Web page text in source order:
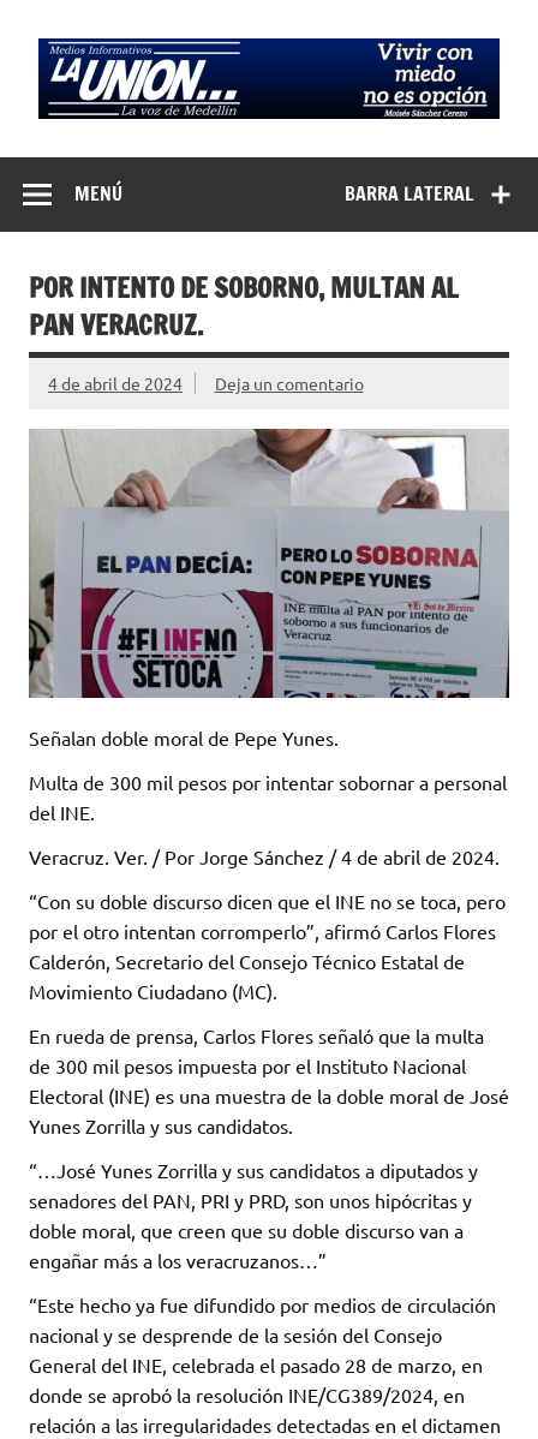
contenido
Medios
Informativos La
Unión…
BARRA LATERAL
MENÚ
POR INTENTO DE SOBORNO, MULTAN AL
PAN VERACRUZ.
4 de abril de 2024 Deja un comentario
Señalan doble moral de Pepe Yunes.
Multa de 300 mil pesos por intentar sobornar a personal
del INE.
Veracruz. Ver. / Por Jorge Sánchez / 4 de abril de 2024.
“Con su doble discurso dicen que el INE no se toca, pero
por el otro intentan corromperlo”, afirmó Carlos Flores
Calderón, Secretario del Consejo Técnico Estatal de
Movimiento Ciudadano (MC).
En rueda de prensa, Carlos Flores señaló que la multa
de 300 mil pesos impuesta por el Instituto Nacional
Electoral (INE) es una muestra de la doble moral de José
Yunes Zorrilla y sus candidatos.
“…José Yunes Zorrilla y sus candidatos a diputados y
senadores del PAN, PRI y PRD, son unos hipócritas y
doble moral, que creen que su doble discurso van a
engañar más a los veracruzanos…”
“Este hecho ya fue difundido por medios de circulación
nacional y se desprende de la sesión del Consejo
General del INE, celebrada el pasado 28 de marzo, en
donde se aprobó la resolución INE/CG389/2024, en
relación a las irregularidades detectadas en el dictamen